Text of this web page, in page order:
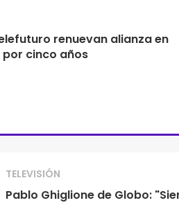
renuevan alianza en
cinco años
TELEVISIÓN
Pablo Ghiglione de Globo: